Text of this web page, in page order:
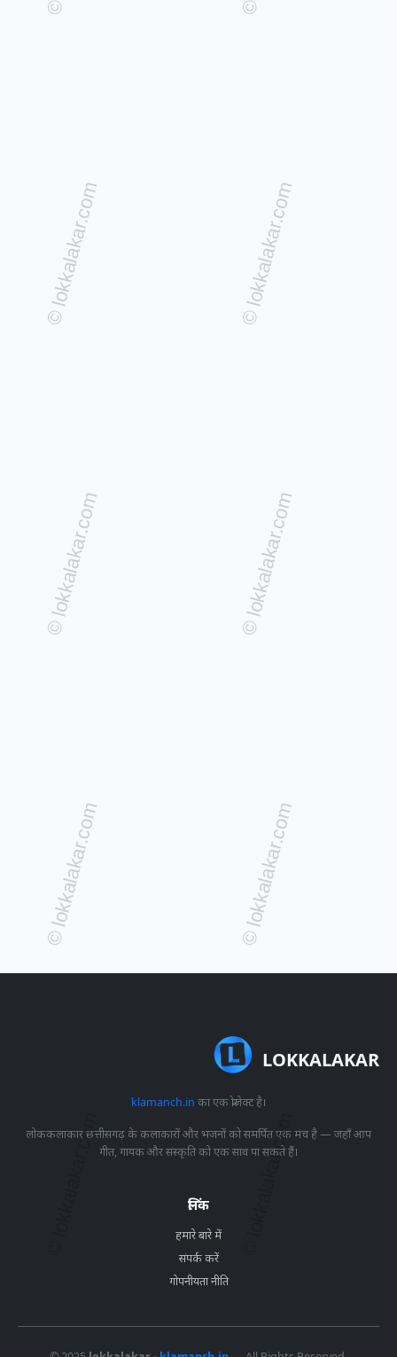
LOKKALAKAR
klamanch.in का एक प्रोजेक्ट है।
लोककलाकार छत्तीसगढ़ के कलाकारों और भजनों को समर्पित एक मंच है — जहाँ आप
गीत, गायक और संस्कृति को एक साथ पा सकते हैं।
लिंक
हमारे बारे में
संपर्क करें
गोपनीयता नीति